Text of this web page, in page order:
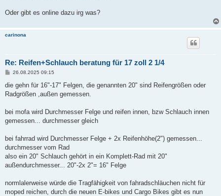
Oder gibt es online dazu irg was?
carinona
Re: Reifen+Schlauch beratung für 17 zoll 2 1/4
B
i
r
26.08.2025 09:15
die gehn für 16"-17" Felgen, die genannten 20" sind Reifengrößen oder
Radgrößen ,außen gemessen.
bei mofa wird Durchmesser Felge und reifen innen, bzw Schlauch innen
gemessen... durchmesser gleich
bei fahrrad wird Durchmesser Felge + 2x Reifenhöhe(2") gemessen...
durchmesser vom Rad
also ein 20" Schlauch gehört in ein Komplett-Rad mit 20"
außendurchmesser... 20"-2x 2"= 16" Felge
normlalerweise würde die Tragfähigkeit von fahradschläuchen nicht für
moped reichen, durch die neuen E-bikes und Cargo Bikes gibt es nun